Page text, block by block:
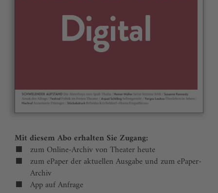
Mit diesem Abo erhalten Sie Zugang:
zum Online-Archiv von Theater heute
zum ePaper der aktuellen Ausgabe und zum ePaper-
Archiv
App auf Anfrage